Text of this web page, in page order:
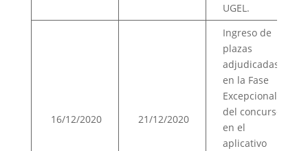
UGEL.
16/12/2020 21/12/2020
Ingreso de
plazas
adjudicadas
en la Fase
Excepcional
del concurso,
en el
aplicativo